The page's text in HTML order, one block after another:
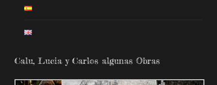
Calu, Lucia y Carlos algunas Obras